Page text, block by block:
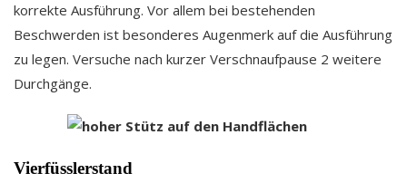
korrekte Ausführung. Vor allem bei bestehenden
Beschwerden ist besonderes Augenmerk auf die Ausführung
zu legen. Versuche nach kurzer Verschnaufpause 2 weitere
Durchgänge.
Vierfüsslerstand